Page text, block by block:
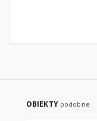
OBIEKTY podobne